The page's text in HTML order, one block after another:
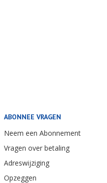
ABONNEE VRAGEN
Neem een Abonnement
Vragen over betaling
Adreswijziging
Opzeggen